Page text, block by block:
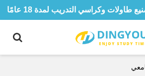
طاولات وكراسي التدريب لمدة 18 عامًا